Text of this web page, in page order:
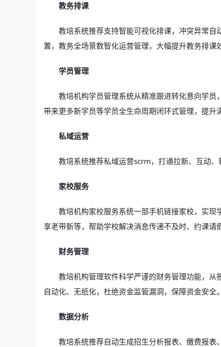
教务排课
教培系统推荐支持智能可视化排课，冲突异常
置，教务全场景数智化运营管理，大幅提升教务排课
学员管理
教培机构学员管理系统从精准跟进转化意向学
带来更多新学员等学员全生命周期闭环式管理，提升
私域运营
教培系统推荐私域运营scrm，打通拉新、互动
家校服务
教培机构家校服务系统一部手机链接家校，实
享老带新等，帮助学校解决消息传递不及时、约课请
财务管理
教培机构管理软件科学严谨的财务管理功能，
自动化、无纸化，杜绝资金监管漏洞，保障资金安全。
数据分析
教培系统推荐自动生成招生分析报表、缴费报